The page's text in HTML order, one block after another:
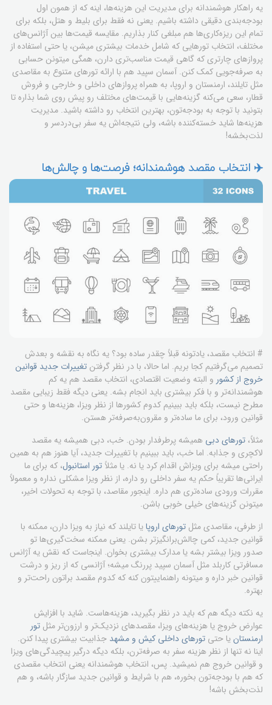
یه راهکار هوشمندانه برای مدیریت این هزینه‌ها، اینه که از همون اول
بودجه‌بندی دقیقی داشته باشیم. یعنی نه فقط برای بلیط و هتل، بلکه برای
تمام این ریزه‌کاری‌ها هم مبلغی کنار بذاریم. مقایسه قیمت‌ها بین آژانس‌های
مختلف، انتخاب تورهایی که شامل خدمات بیشتری میشن، یا حتی استفاده از
پروازهای چارتری که گاهی قیمت مناسب‌تری دارن، همگی میتونن حسابی
به صرفه‌جویی کمک کنن. آسمان سپید هم با ارائه تورهای متنوع به مقاصدی
مثل تایلند، ارمنستان و اروپا، به همراه پروازهای داخلی و خارجی و فروش
قطار، سعی می‌کنه گزینه‌هایی با قیمت‌های مختلف رو پیش روی شما بذاره تا
بتونید با توجه به بودجه‌تون، بهترین انتخاب رو داشته باشید. مدیریت
هزینه‌ها شاید خسته‌کننده باشه، ولی نتیجه‌اش یه سفر بی‌دردسر و
لذت‌بخشه!
✈️ انتخاب مقصد هوشمندانه؛ فرصت‌ها و چالش‌ها
# انتخاب مقصد، یادتونه قبلاً چقدر ساده بود؟ یه نگاه به نقشه و بعدش
تصمیم می‌گرفتیم کجا بریم. اما حالا، با در نظر گرفتن تغییرات جدید قوانین
خروج از کشور و البته وضعیت اقتصادی، انتخاب مقصد هم یه کم
هوشمندانه‌تر و با فکر بیشتری باید انجام بشه. یعنی دیگه فقط زیبایی مقصد
مطرح نیست، بلکه باید ببینیم کدوم کشورها از نظر ویزا، هزینه‌ها و حتی
قوانین ورود، برای ما ساده‌تر و مقرون‌به‌صرفه‌تر هستن.
مثلاً، تورهای دبی همیشه پرطرفدار بودن. خب، دبی همیشه یه مقصد
لاکچری و جذابه. اما خب، باید ببینیم با تغییرات جدید، آیا هنوز هم به همین
راحتی میشه برای ویزاش اقدام کرد یا نه. یا مثلاً تور استانبول، که برای ما
ایرانی‌ها تقریباً حکم یه سفر داخلی رو داره، از نظر ویزا مشکلی نداره و معمولاً
مقررات ورودی ساده‌تری هم داره. اینجور مقاصد، با توجه به تحولات اخیر،
میتونن گزینه‌های خیلی خوبی باشن.
از طرفی، مقاصدی مثل تورهای اروپایا تایلند که نیاز به ویزا دارن، ممکنه با
قوانین جدید، کمی چالش‌برانگیزتر بشن. یعنی ممکنه سخت‌گیری‌ها تو
صدور ویزا بیشتر بشه یا مدارک بیشتری بخوان. اینجاست که نقش یه آژانس
مسافرتی کاربلد مثل آسمان سپید پررنگ میشه؛ آژانسی که از ریز و درشت
قوانین خبر داره و میتونه راهنماییتون کنه که کدوم مقصد براتون راحت‌تر و
بهتره.
یه نکته دیگه هم که باید در نظر بگیرید، هزینه‌هاست. شاید با افزایش
عوارض خروج یا هزینه‌های ویزا، مقصدهای نزدیک‌تر و ارزون‌تر مثل تور
ارمنستانیا حتی تورهای داخلی کیش و مشهد جذابیت بیشتری پیدا کنن.
اینا نه تنها از نظر هزینه سفر به صرفه‌ترن، بلکه دیگه درگیر پیچیدگی‌های ویزا
و قوانین خروج هم نمیشید. پس، انتخاب هوشمندانه یعنی انتخاب مقصدی
که هم با بودجه‌تون بخوره، هم با شرایط و قوانین جدید سازگار باشه، و هم
لذت‌بخش باشه!